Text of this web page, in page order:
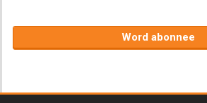
Word abonnee